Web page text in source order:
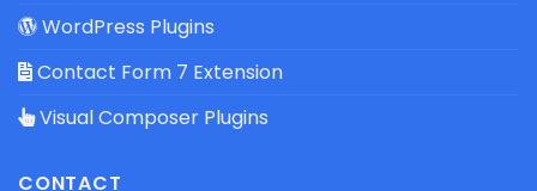
WordPress Plugins
Contact Form 7 Extension
Visual Composer Plugins
CONTACT